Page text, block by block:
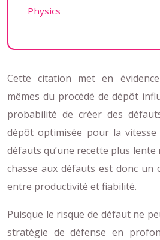
Physics
Cette citation met en
mêmes du procédé de dépôt
probabilité de créer des
dépôt optimisée pour la
défauts qu’une recette plus lente
chasse aux défauts est donc un
entre productivité et fiabilité.
Puisque le risque de défaut ne
stratégie de défense en